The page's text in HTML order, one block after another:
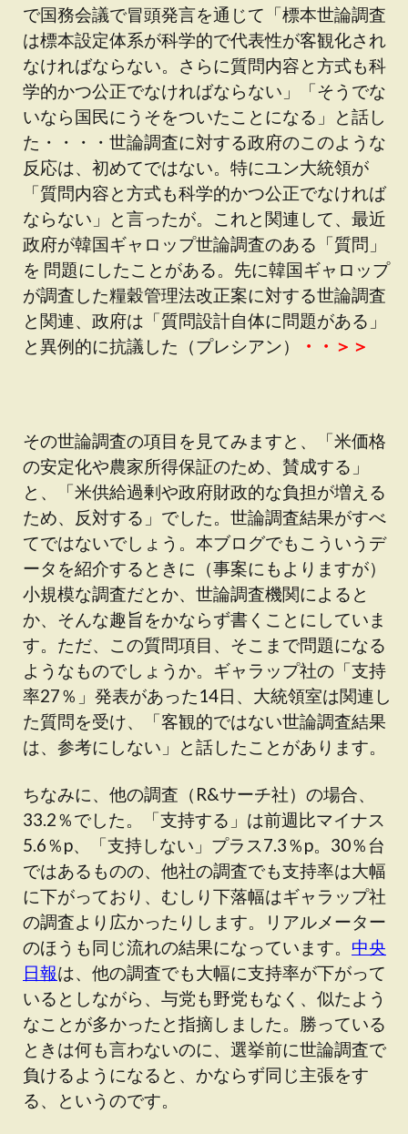
で国務会議で冒頭発言を通じて「標本世論調査
は標本設定体系が科学的で代表性が客観化され
なければならない。さらに質問内容と方式も科
学的かつ公正でなければならない」「そうでな
いなら国民にうそをついたことになる」と話し
た・・・・世論調査に対する政府のこのような
反応は、初めてではない。特にユン大統領が
「質問内容と方式も科学的かつ公正でなければ
ならない」と言ったが。これと関連して、最近
政府が韓国ギャロップ世論調査のある「質問」
を 問題にしたことがある。先に韓国ギャロップ
が調査した糧穀管理法改正案に対する世論調査
と関連、政府は「質問設計自体に問題がある」
と異例的に抗議した（プレシアン）
・・＞＞
その世論調査の項目を見てみますと、「米価格
の安定化や農家所得保証のため、賛成する」
と、「米供給過剰や政府財政的な負担が増える
ため、反対する」でした。世論調査結果がすべ
てではないでしょう。本ブログでもこういうデ
ータを紹介するときに（事案にもよりますが）
小規模な調査だとか、世論調査機関によると
か、そんな趣旨をかならず書くことにしていま
す。ただ、この質問項目、そこまで問題になる
ようなものでしょうか。ギャラップ社の「支持
率27％」発表があった14日、大統領室は関連し
た質問を受け、「客観的ではない世論調査結果
は、参考にしない」と話したことがあります。
ちなみに、他の調査（R&サーチ社）の場合、
33.2％でした。「支持する」は前週比マイナス
5.6％p、「支持しない」プラス7.3％p。30％台
ではあるものの、他社の調査でも支持率は大幅
に下がっており、むしり下落幅はギャラップ社
の調査より広かったりします。リアルメーター
のほうも同じ流れの結果になっています。 中央
日報は、他の調査でも大幅に支持率が下がって
いるとしながら、与党も野党もなく、似たよう
なことが多かったと指摘しました。勝っている
ときは何も言わないのに、選挙前に世論調査で
負けるようになると、かならず同じ主張をす
る、というのです。